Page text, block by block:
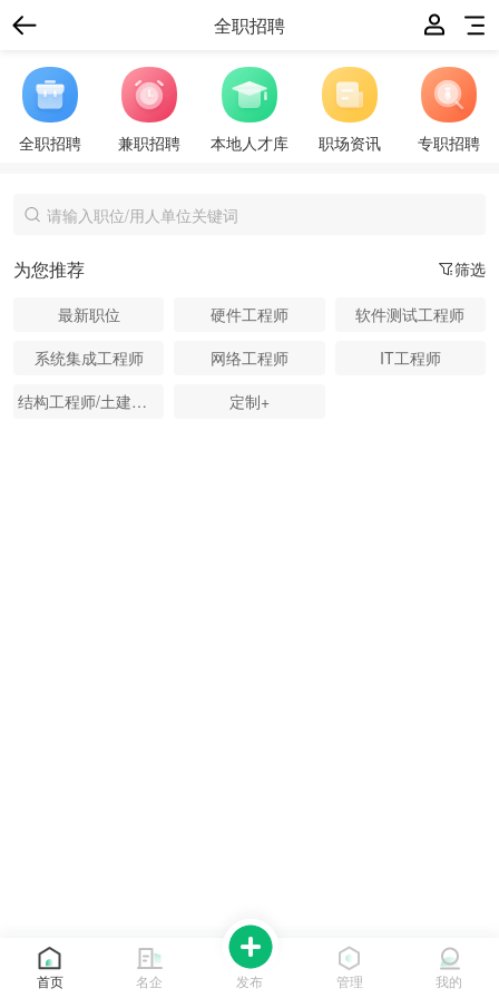
全职招聘
全职招聘 兼职招聘 本地人才库 职场资讯 专职招聘
筛选
为您推荐
最新职位 硬件工程师
软件测试工程师
系统集成工程师
网络工程师
IT工程师
结构工程师/土建工程师
定制+
首页 名企 发布 管理 我的